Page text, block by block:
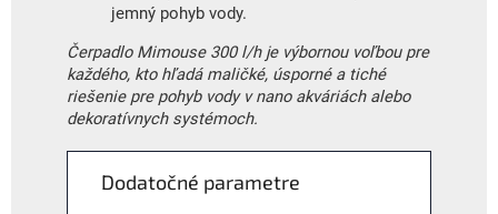
jemný pohyb vody.
Čerpadlo Mimouse 300 l/h je výbornou voľbou pre
každého, kto hľadá maličké, úsporné a tiché
riešenie pre pohyb vody v nano akváriách alebo
dekoratívnych systémoch.
Dodatočné parametre